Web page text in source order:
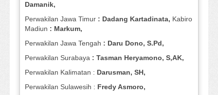
Damanik,
Perwakilan Jawa Timur : Dadang Kartadinata, Kabiro
Madiun : Markum,
Perwakilan Jawa Tengah : Daru Dono, S.Pd,
Perwakilan Surabaya : Tasman Heryamono, S,AK,
Perwakilan Kalimatan : Darusman, SH,
Perwakilan Sulawesih : Fredy Asmoro,